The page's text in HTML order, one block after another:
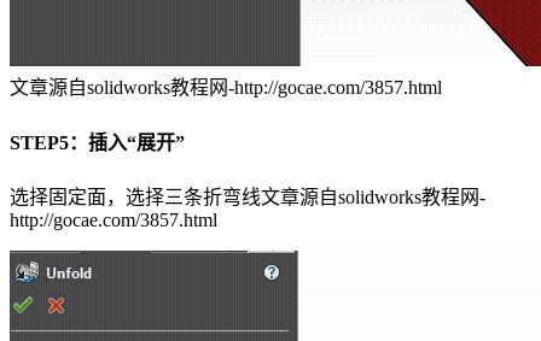
文章源自solidworks教程网-http://gocae.com/3857.html
STEP5：插入“展开”
选择固定面，选择三条折弯线文章源自solidworks教程网-
http://gocae.com/3857.html